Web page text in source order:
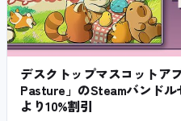
デスクトップマスコットア
Pasture」のSteamバンド
より10%割引